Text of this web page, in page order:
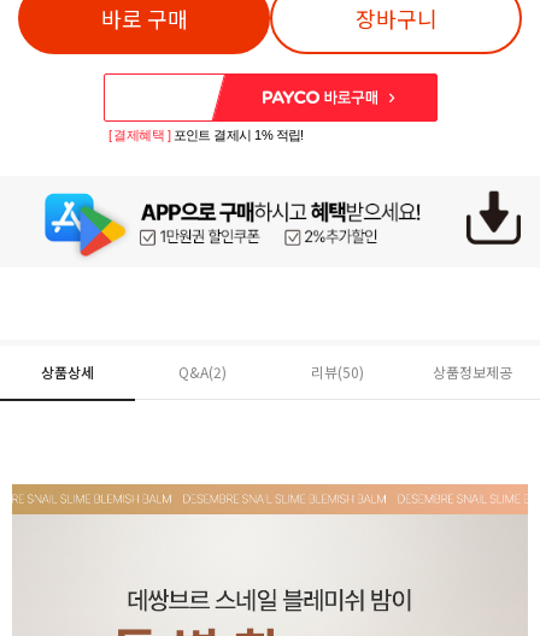
바로 구매 장바구니
[ 결제혜택 ] 포인트 결제시 1% 적립!
상품상세 Q&A(2) 리뷰(50) 상품정보제공